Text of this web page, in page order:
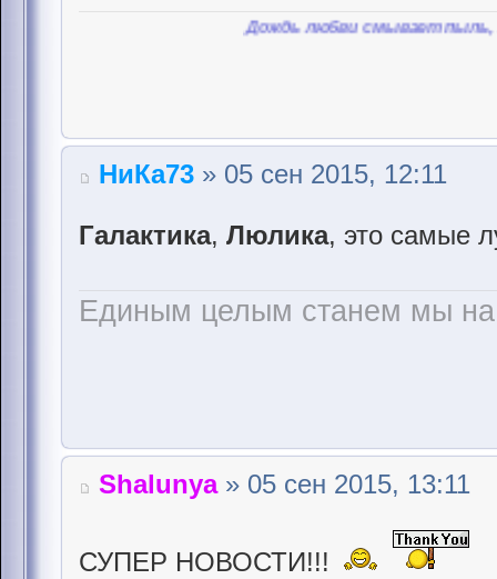
Дождь любви смывает пыль, любви
НиКа73 » 05 сен 2015, 12:11
Галактика, Люлика, это самые
Единым целым станем мы на
Shalunya» 05 сен 2015, 13:11
СУПЕР НОВОСТИ!!!